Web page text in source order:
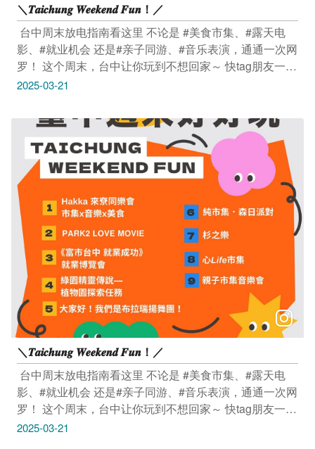
＼𝑻𝒂𝒊𝒄𝒉𝒖𝒏𝒈 𝑾𝒆𝒆𝒌𝒆𝒏𝒅 𝑭𝒖𝒏！／
​ 台中周末放电指南看这里 不论是 #美食市集、#露天电
影、#就业机会 还是#亲子同游、#音乐表演，通通一次网
罗！ 这个周末，台中让你玩到不想回家～ 快tag朋友一起
冲吧！ ​ 活动｜Hakka来尞同乐会．市集x音乐x美食
文心路四段2007号） 活动连结：https://reurl.cc/462lpD --
------------------------------ 活动｜𝗣𝗔𝗥𝗞𝟮 𝗟𝗢𝗩𝗘 𝗠𝗢𝗩𝗜𝗘
3/22(六) 20:00 PARK2 草悟广场 B1F广场 (台中市西区英
才路534号） 活动连结：https://reurl.cc/EVK4Yg -----------
--------------------- 活动｜《富市台中 就业成功》 就业博览
会 3/22(六) 10:00-15:00 国立中兴大学惠荪堂 (台中市南
区兴大路145号） 活动连结：https://reurl.cc/QYp239 -----
--------------------------- 活动｜绿园精灵传说—植物园探索任
务 3/23(日) 10:00-16:00 国立自然科学博物馆植物园 (台
中市北区馆前路1号） 活动连结：https://reurl.cc/3K1KD0
-------------------------------- 活动｜大家好！我们是布拉瑞扬
舞团！ 3/23(日) 14:00-16:00 台中国家歌剧院 小剧场 (台
中市西屯区惠来路二段101号） 活动连结：
https://reurl.cc/dQrDV2 -------------------------------- 市集｜纯
市集．森日派对 3/22(六)-3/23(日) 12:00-20:00 诚品生活
480（台中市西屯区市政路480号） 活动连结：
https://reurl.cc/5D03gM -------------------------------- 市集｜杉
之乐 3/22(六)-3/23(日) 12:00-18:00 一德洋楼（台中市北
屯区文昌东十一街14巷1号） 活动连结：
https://reurl.cc/La14z3 -------------------------------- 市集｜心
2025-03-21
＼𝑻𝒂𝒊𝒄𝒉𝒖𝒏𝒈 𝑾𝒆𝒆𝒌𝒆𝒏𝒅 𝑭𝒖𝒏！／
​ 台中周末放电指南看这里 不论是 #美食市集、#露天电
影、#就业机会 还是#亲子同游、#音乐表演，通通一次网
罗！ 这个周末，台中让你玩到不想回家～ 快tag朋友一起
冲吧！ ​ 活动｜Hakka来尞同乐会．市集x音乐x美食
2025-03-21